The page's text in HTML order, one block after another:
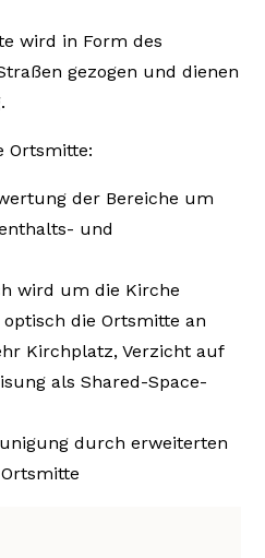
wird in Form des
gezogen und dienen
Ortsmitte:
der Bereiche um
und
wird um die Kirche
die Ortsmitte an
Kirchplatz, Verzicht auf
als Shared-Space-
durch erweiterten